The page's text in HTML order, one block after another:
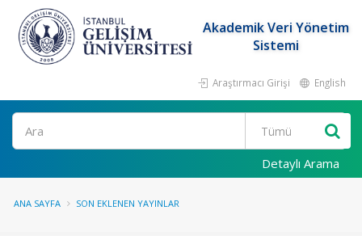
Akademik Veri Yönetim
Sistemi
Araştırmacı Girişi English
Ara
Detaylı Arama
ANA SAYFA SON EKLENEN YAYINLAR